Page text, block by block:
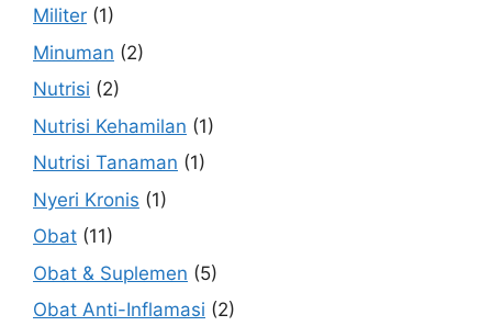
Militer (1)
Minuman (2)
Nutrisi (2)
Nutrisi Kehamilan (1)
Nutrisi Tanaman (1)
Nyeri Kronis (1)
Obat (11)
Obat & Suplemen (5)
Obat Anti-Inflamasi (2)